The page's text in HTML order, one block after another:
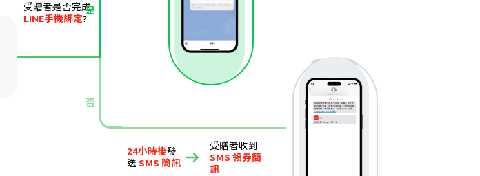
受贈者是否完成
LINE手機綁定?
是
否
24小時後發
送 SMS 簡訊
受贈者收到
SMS 領券簡
訊